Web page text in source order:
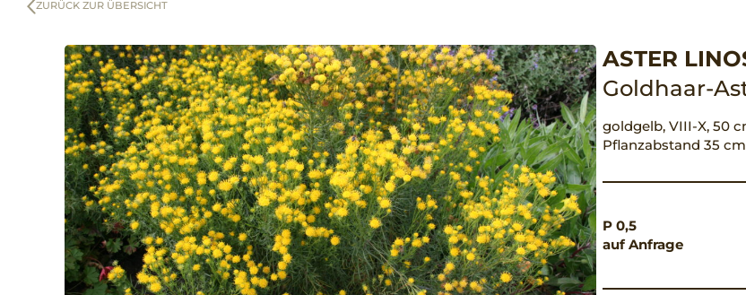
ZURÜCK ZUR ÜBERSICHT
ASTER
Goldhaar-
goldgelb, VIII-X, 50
Pflanzabstand 35 cm
P 0,5
auf Anfrage